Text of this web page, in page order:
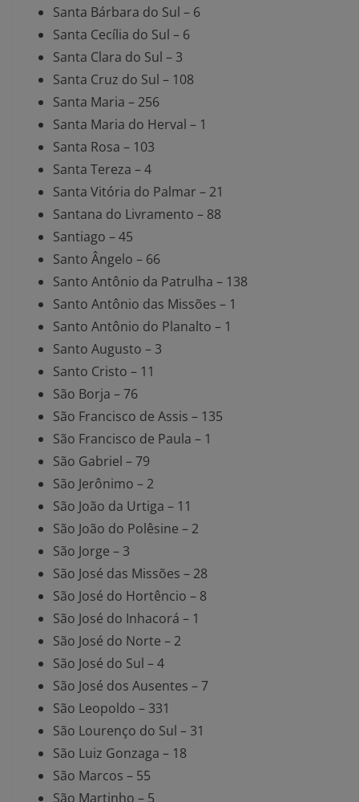
Santa Bárbara do Sul – 6
Santa Cecília do Sul – 6
Santa Clara do Sul – 3
Santa Cruz do Sul – 108
Santa Maria – 256
Santa Maria do Herval – 1
Santa Rosa – 103
Santa Tereza – 4
Santa Vitória do Palmar – 21
Santana do Livramento – 88
Santiago – 45
Santo Ângelo – 66
Santo Antônio da Patrulha – 138
Santo Antônio das Missões – 1
Santo Antônio do Planalto – 1
Santo Augusto – 3
Santo Cristo – 11
São Borja – 76
São Francisco de Assis – 135
São Francisco de Paula – 1
São Gabriel – 79
São Jerônimo – 2
São João da Urtiga – 11
São João do Polêsine – 2
São Jorge – 3
São José das Missões – 28
São José do Hortêncio – 8
São José do Inhacorá – 1
São José do Norte – 2
São José do Sul – 4
São José dos Ausentes – 7
São Leopoldo – 331
São Lourenço do Sul – 31
São Luiz Gonzaga – 18
São Marcos – 55
São Martinho – 5